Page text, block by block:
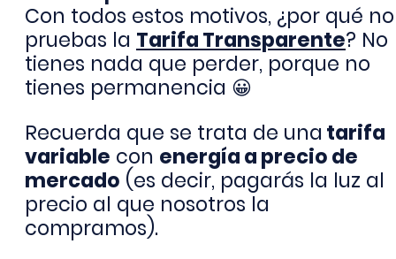
Con todos estos motivos, ¿por qué no
pruebas la Tarifa Transparente? No
tienes nada que perder, porque no
tienes permanencia 😀
Recuerda que se trata de una tarifa
variable con energía a precio de
mercado (es decir, pagarás la luz al
precio al que nosotros la
compramos).